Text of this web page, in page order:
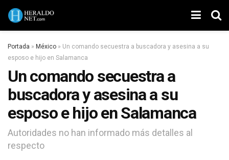
Portada » México » Un comando secuestra a buscadora y asesina a su
esposo e hijo en Salamanca
Un comando secuestra a
buscadora y asesina a su
esposo e hijo en Salamanca
Autoridades no han informado más detalles al
respecto